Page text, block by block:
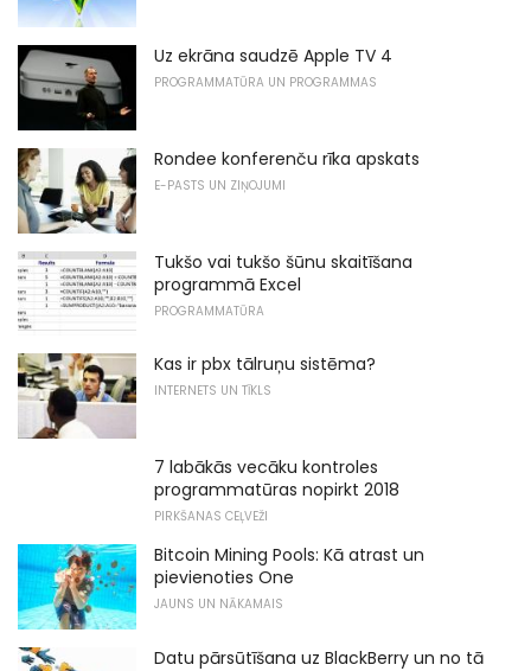
Uz ekrāna saudzē Apple TV 4
PROGRAMMATŪRA UN PROGRAMMAS
Rondee konferenču rīka apskats
E-PASTS UN ZIŅOJUMI
Tukšo vai tukšo šūnu skaitīšana
programmā Excel
PROGRAMMATŪRA
Kas ir pbx tālruņu sistēma?
INTERNETS UN TĪKLS
7 labākās vecāku kontroles
programmatūras nopirkt 2018
PIRKŠANAS CEĻVEŽI
Bitcoin Mining Pools: Kā atrast un
pievienoties One
JAUNS UN NĀKAMAIS
Datu pārsūtīšana uz BlackBerry un no tā